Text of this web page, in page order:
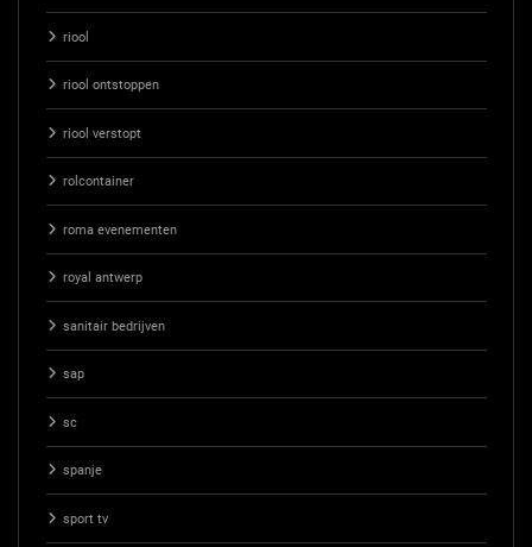
riool
riool ontstoppen
riool verstopt
rolcontainer
roma evenementen
royal antwerp
sanitair bedrijven
sap
sc
spanje
sport tv